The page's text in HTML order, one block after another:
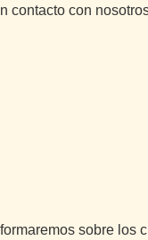
contacto con
sobre los